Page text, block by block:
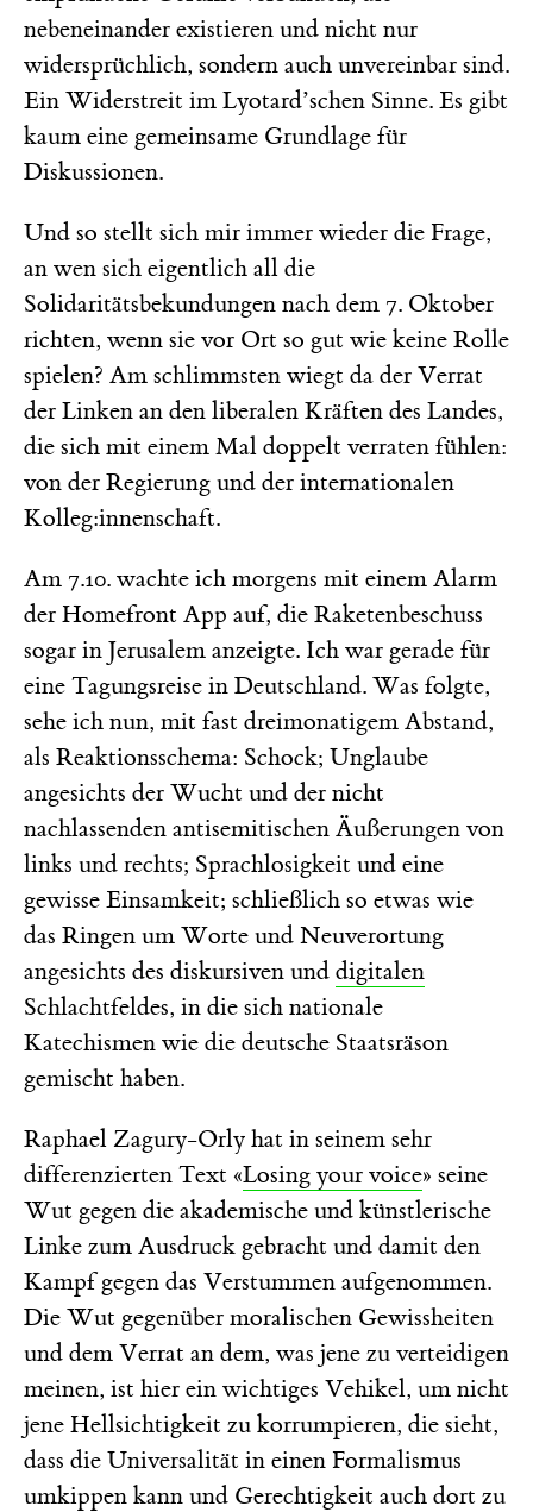
nebeneinander existieren und nicht nur
widersprüchlich, sondern auch unvereinbar sind.
Ein Widerstreit im Lyotard’schen Sinne. Es gibt
kaum eine gemeinsame Grundlage für
Diskussionen.
Und so stellt sich mir immer wieder die Frage,
an wen sich eigentlich all die
Solidaritätsbekundungen nach dem 7. Oktober
richten, wenn sie vor Ort so gut wie keine Rolle
spielen? Am schlimmsten wiegt da der Verrat
der Linken an den liberalen Kräften des Landes,
die sich mit einem Mal doppelt verraten fühlen:
von der Regierung und der internationalen
Kolleg:innenschaft.
Am 7.10. wachte ich morgens mit einem Alarm
der Homefront App auf, die Raketenbeschuss
sogar in Jerusalem anzeigte. Ich war gerade für
eine Tagungsreise in Deutschland. Was folgte,
sehe ich nun, mit fast dreimonatigem Abstand,
als Reaktionsschema: Schock; Unglaube
angesichts der Wucht und der nicht
nachlassenden antisemitischen Äußerungen von
links und rechts; Sprachlosigkeit und eine
gewisse Einsamkeit; schließlich so etwas wie
das Ringen um Worte und Neuverortung
angesichts des diskursiven und digitalen
Schlachtfeldes, in die sich nationale
Katechismen wie die deutsche Staatsräson
gemischt haben.
Raphael Zagury-Orly hat in seinem sehr
differenzierten Text «Losing your voice» seine
Wut gegen die akademische und künstlerische
Linke zum Ausdruck gebracht und damit den
Kampf gegen das Verstummen aufgenommen.
Die Wut gegenüber moralischen Gewissheiten
und dem Verrat an dem, was jene zu verteidigen
meinen, ist hier ein wichtiges Vehikel, um nicht
jene Hellsichtigkeit zu korrumpieren, die sieht,
dass die Universalität in einen Formalismus
umkippen kann und Gerechtigkeit auch dort zu